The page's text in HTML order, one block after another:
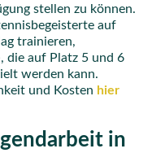
stellen zu können.
auf
trainieren,
, die auf Platz 5 und 6
werden kann.
und Kosten hier
in